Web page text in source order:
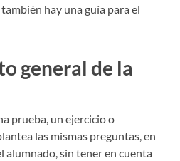
hay una guía para el
general de la
prueba, un ejercicio o
las mismas preguntas, en
alumnado, sin tener en cuenta